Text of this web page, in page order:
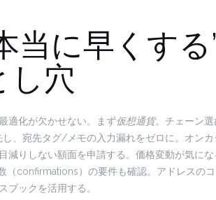
当に早くする
し穴
適化が欠かせない。まず仮想通貨。チェーン選
し、宛先タグ/メモの入力漏れをゼロに。オン
減りしない額面を申請する。価格変動が気に
（confirmations）の要件も確認。アドレスの
ブックを活用する。